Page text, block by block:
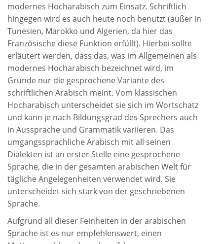
modernes Hocharabisch zum Einsatz. Schriftlich
hingegen wird es auch heute noch benutzt (außer in
Tunesien, Marokko und Algerien, da hier das
Französische diese Funktion erfüllt). Hierbei sollte
erläutert werden, dass das, was im Allgemeinen als
modernes Hocharabisch bezeichnet wird, im
Grunde nur die gesprochene Variante des
schriftlichen Arabisch meint. Vom klassischen
Hocharabisch unterscheidet sie sich im Wortschatz
und kann je nach Bildungsgrad des Sprechers auch
in Aussprache und Grammatik variieren. Das
umgangssprachliche Arabisch mit all seinen
Dialekten ist an erster Stelle eine gesprochene
Sprache, die in der gesamten arabischen Welt für
tägliche Angelegenheiten verwendet wird. Sie
unterscheidet sich stark von der geschriebenen
Sprache.
Aufgrund all dieser Feinheiten in der arabischen
Sprache ist es nur empfehlenswert, einen